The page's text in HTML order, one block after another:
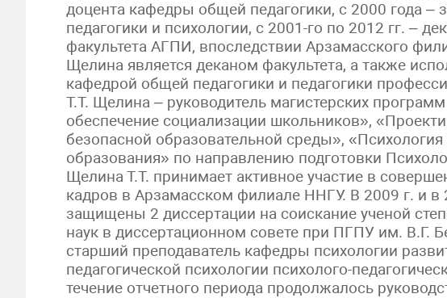
доцента кафедры общей педагогики, с 2000 года
педагогики и психологии, с 2001-го по 2012 гг. –
факультета АГПИ, впоследствии Арзамасского
Щелина является деканом факультета, а также
кафедрой общей педагогики и педагогики
Т.Т. Щелина – руководитель магистерских
обеспечение социализации школьников»,
безопасной образовательной среды»,
образования» по направлению подготовки
Щелина Т.Т. принимает активное участие в
кадров в Арзамасском филиале ННГУ. В 2009 г. и в
защищены 2 диссертации на соискание ученой
наук в диссертационном совете при ПГПУ им. В.Г.
старший преподаватель кафедры психологии
педагогической психологии психолого-
течение отчетного периода продолжалось